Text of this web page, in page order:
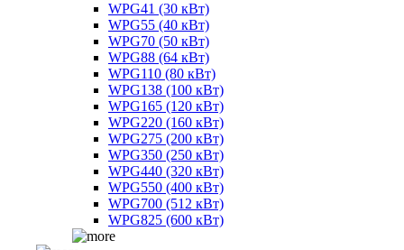
WPG41 (30 кВт)
WPG55 (40 кВт)
WPG70 (50 кВт)
WPG88 (64 кВт)
WPG110 (80 кВт)
WPG138 (100 кВт)
WPG165 (120 кВт)
WPG220 (160 кВт)
WPG275 (200 кВт)
WPG350 (250 кВт)
WPG440 (320 кВт)
WPG550 (400 кВт)
WPG700 (512 кВт)
WPG825 (600 кВт)